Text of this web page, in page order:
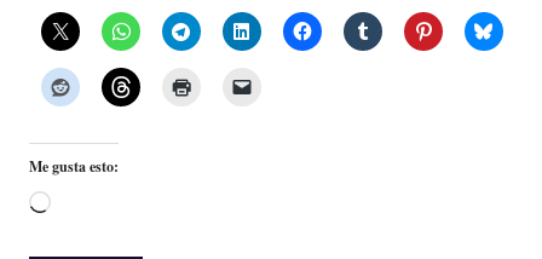
Me gusta esto:
Cargando...